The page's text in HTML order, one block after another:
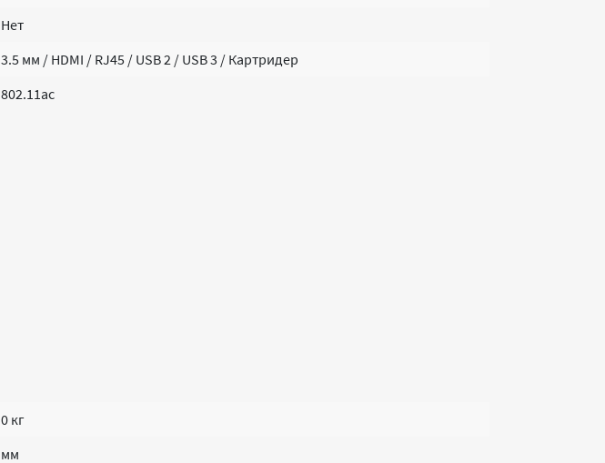
Нет
3.5 мм / HDMI / RJ45 / USB 2 / USB 3 / Картридер
802.11ac
0 кг
мм